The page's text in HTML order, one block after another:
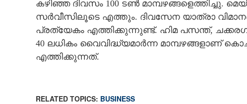
കഴിഞ്ഞ ദിവസം 100 ടൺ മാമ്പഴങ്ങളെത്തിച്ചു.
സർവീസിലൂടെ എത്തും. ദിവസേന യാത്രാ
പ്രത്യേകം എത്തിക്കുന്നുണ്ട്. ഹിമ പസന്ത്,
40 ലധികം വൈവിദ്ധ്യമാർന്ന മാമ്പഴങ്ങളാണ്
എത്തിക്കുന്നത്.
RELATED TOPICS: BUSINESS